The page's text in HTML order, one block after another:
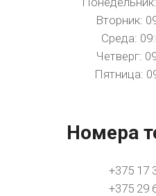
Вторник:
Среда:
Четверг:
Пятница:
Номера
+375 17
+375 29